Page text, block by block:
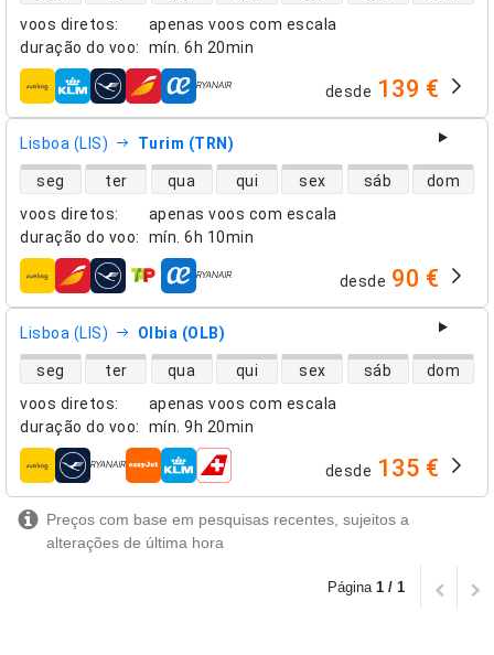
voos diretos:
apenas voos com escala
duração do voo: mín. 6h 20min
companhias aéreas desde 139 €
Lisboa (LIS) Turim (TRN)
voos diretos:
apenas voos com escala
duração do voo: mín. 6h 10min
disponibilidade de voos diretos
seg ter qua qui sex sáb dom
companhias aéreas desde 90 €
Lisboa (LIS) Olbia (OLB)
voos diretos:
apenas voos com escala
duração do voo: mín. 9h 20min
disponibilidade de voos diretos
seg ter qua qui sex sáb dom
companhias aéreas desde 135 €
Preços com base em pesquisas recentes, sujeitos a
alterações de última hora
Página 1 / 1